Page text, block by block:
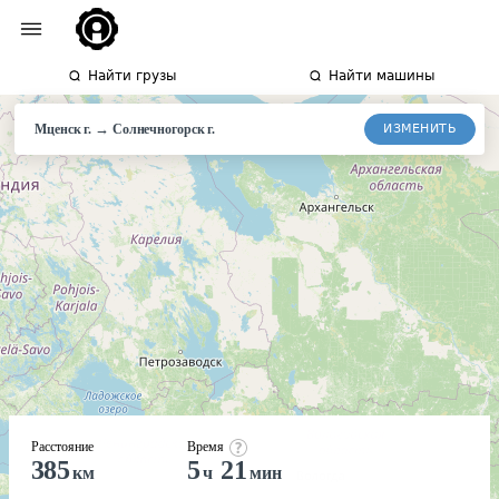
Найти грузы Найти машины
Мценск г. → Солнечногорскг. ИЗМЕНИТЬ
Расстояние
385км
Время
5 ч 21 мин